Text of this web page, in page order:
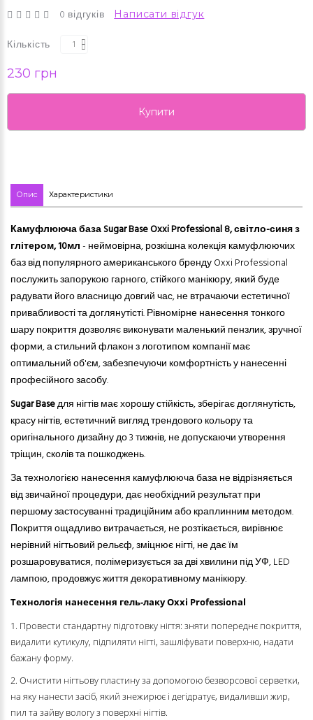
0 відгуків Написати відгук
Кількість
230 грн
Купити
Опис Характеристики
Камуфлююча база Sugar Base Oxxi Professional 8,світло-синя з
глітером,10мл- неймовірна, розкішна колекція камуфлюючих
баз від популярного американського бренду Oxxi Professional
послужить запорукою гарного, стійкого манікюру, який буде
радувати його власницю довгий час, не втрачаючи естетичної
привабливості та доглянутісті. Рівномірне нанесення тонкого
шару покриття дозволяє виконувати маленький пензлик, зручної
форми, а стильний флакон з логотипом компанії має
оптимальний об'єм, забезпечуючи комфортність у нанесенні
професійного засобу.
SugarBaseдля нігтів має хорошу стійкість, зберігає доглянутість,
красу нігтів, естетичний вигляд трендового кольору та
оригінального дизайну до 3 тижнів, не допускаючи утворення
тріщин, сколів та пошкоджень.
За технологією нанесення камуфлююча база не відрізняється
від звичайної процедури, дає необхідний результат при
першому застосуванні традиційним або краплинним методом.
Покриття ощадливо витрачається, не розтікається, вирівнює
нерівний нігтьовий рельєф, зміцнює нігті, не дає їм
розшаровуватися, полімеризується за дві хвилини під УФ, LED
лампою, продовжує життя декоративному манікюру.
Технологія нанесення гель-лаку Oxxi Professional
1. Провести стандартну підготовку нігтя: зняти попереднє покриття,
видалити кутикулу, підпиляти нігті, зашліфувати поверхню, надати
бажану форму.
2. Очистити нігтьову пластину за допомогою безворсової серветки,
на яку нанести засіб, який знежирює і дегідратує, видаливши жир,
пил та зайву вологу з поверхні нігтів.